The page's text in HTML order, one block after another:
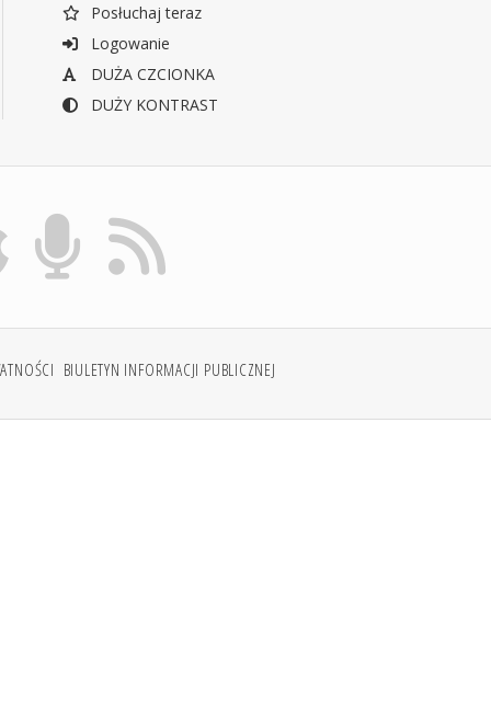
Posłuchaj teraz
Logowanie
DUŻA CZCIONKA
DUŻY KONTRAST
BIULETYN INFORMACJI PUBLICZNEJ